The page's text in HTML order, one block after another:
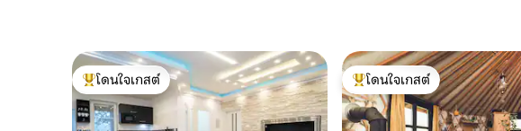
โดนใจเกสต์ที่สุด
โดนใจเกสต์
โดนใจเกสต์ที่สุด
โดนใจเกสต์